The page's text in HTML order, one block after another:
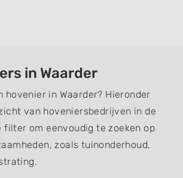
in Waarder
hovenier in Waarder? Hieronder
van hoveniersbedrijven in de
filter om eenvoudig te zoeken op
zoals tuinonderhoud,